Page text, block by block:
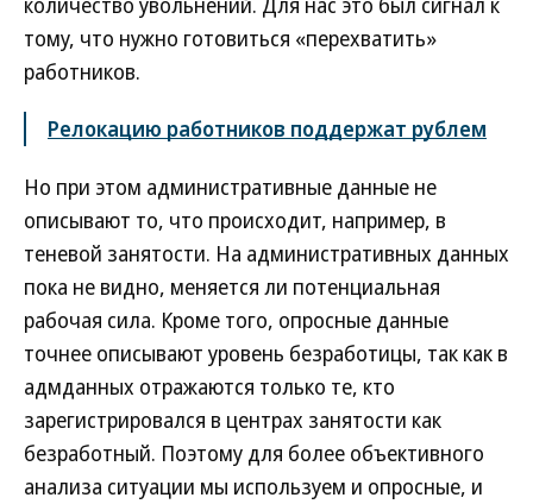
тому, что нужно готовиться «перехватить»
работников.
Релокацию работников поддержат рублем
Но при этом административные данные не
описывают то, что происходит, например, в
теневой занятости. На административных данных
пока не видно, меняется ли потенциальная
рабочая сила. Кроме того, опросные данные
точнее описывают уровень безработицы, так как в
адмданных отражаются только те, кто
зарегистрировался в центрах занятости как
безработный. Поэтому для более объективного
анализа ситуации мы используем и опросные, и